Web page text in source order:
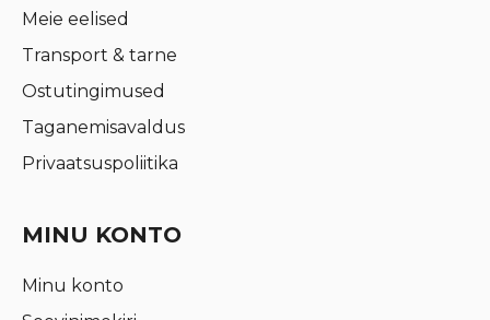
Meie eelised
Transport & tarne
Ostutingimused
Taganemisavaldus
Privaatsuspoliitika
MINU KONTO
Minu konto